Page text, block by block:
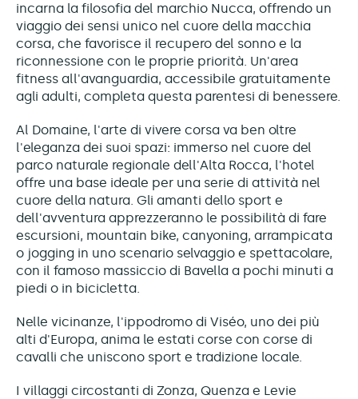
incarna la filosofia del marchio Nucca, offrendo un
viaggio dei sensi unico nel cuore della macchia
corsa, che favorisce il recupero del sonno e la
riconnessione con le proprie priorità. Un'area
fitness all'avanguardia, accessibile gratuitamente
agli adulti, completa questa parentesi di benessere.
Al Domaine, l'arte di vivere corsa va ben oltre
l'eleganza dei suoi spazi: immerso nel cuore del
parco naturale regionale dell'Alta Rocca, l'hotel
offre una base ideale per una serie di attività nel
cuore della natura. Gli amanti dello sport e
dell'avventura apprezzeranno le possibilità di fare
escursioni, mountain bike, canyoning, arrampicata
o jogging in uno scenario selvaggio e spettacolare,
con il famoso massiccio di Bavella a pochi minuti a
piedi o in bicicletta.
Nelle vicinanze, l'ippodromo di Viséo, uno dei più
alti d'Europa, anima le estati corse con corse di
cavalli che uniscono sport e tradizione locale.
I villaggi circostanti di Zonza, Quenza e Levie